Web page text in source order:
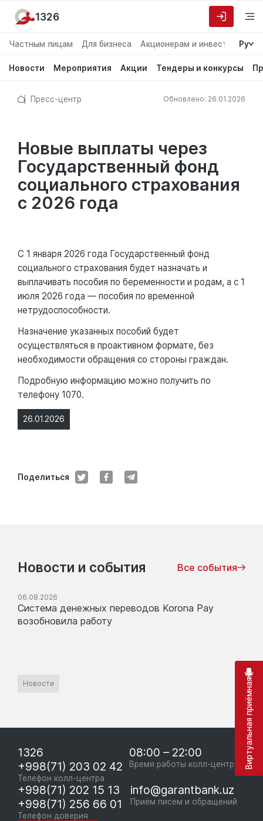
Частным лицам Для бизнеса Акционерам и инвесторам
Ру
Новости Мероприятия Акции Тендеры и конкурсы
1326
Пресс-центр Обновлено: 26.01.2026
Новые выплаты через
Государственный фонд
социального страхования
с 2026 года
26.01.2026
Поделиться
С 1 января 2026 года Государственный фонд
социального страхования будет назначать и
выплачивать пособия по беременности и родам, а с 1
июля 2026 года — пособия по временной
нетрудоспособности.
Назначение указанных пособий будет
осуществляться в проактивном формате, без
необходимости обращения со стороны граждан.
Подробную информацию можно получить по
телефону 1070.
Новости и события Все события
06.08.2026
Система денежных переводов Korona Pay
возобновила работу
Новости
1326
+998(71) 203 02 42
Телефон колл-центра
08:00 – 22:00
Время работы колл-центра
+998(71) 202 15 13
+998(71) 256 66 01
Телефон доверия
info@garantbank.uz
Приём писем и обращений
Виртуальная приёмная